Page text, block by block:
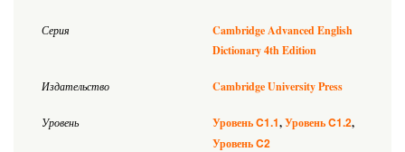
Серия
Cambridge Advanced English
Dictionary 4th Edition
Издательство Cambridge University Press
Уровень УровеньC1.1 УровеньC1.2
УровеньC2